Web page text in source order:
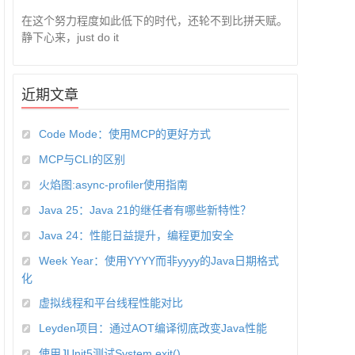
在这个努力程度如此低下的时代，还轮不到比拼天赋。
静下心来，just do it
近期文章
Code Mode：使用MCP的更好方式
MCP与CLI的区别
火焰图:async-profiler使用指南
Java 25：Java 21的继任者有哪些新特性？
Java 24：性能日益提升，编程更加安全
Week Year：使用YYYY而非yyyy的Java日期格式
化
虚拟线程和平台线程性能对比
Leyden项目：通过AOT编译彻底改变Java性能